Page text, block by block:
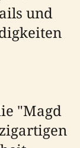
und
"Magd